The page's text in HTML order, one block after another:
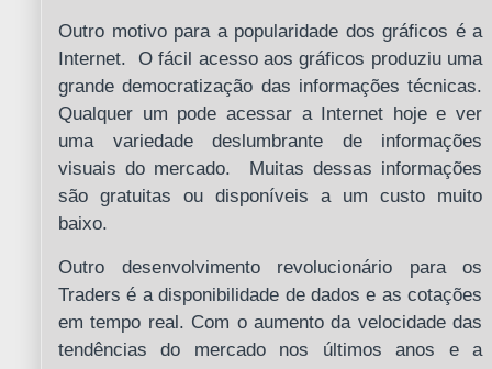
Outro motivo para a popularidade dos gráficos é a
Internet. O fácil acesso aos gráficos produziu uma
grande democratização das informações técnicas.
Qualquer um pode acessar a Internet hoje e ver
uma variedade deslumbrante de informações
visuais do mercado. Muitas dessas informações
são gratuitas ou disponíveis a um custo muito
baixo.
Outro desenvolvimento revolucionário para os
Traders é a disponibilidade de dados e as cotações
em tempo real. Com o aumento da velocidade das
tendências do mercado nos últimos anos e a